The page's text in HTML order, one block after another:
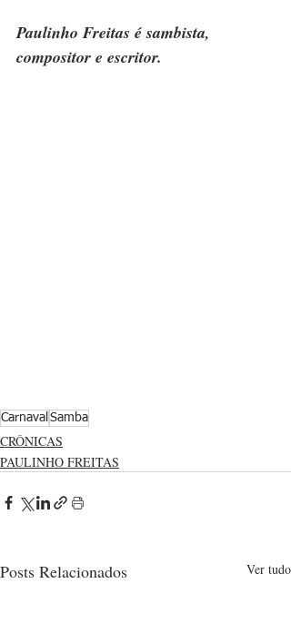
Paulinho Freitas é sambista,
compositor e escritor.
Carnaval Samba
CRÔNICAS
PAULINHO FREITAS
Posts Relacionados Ver tudo